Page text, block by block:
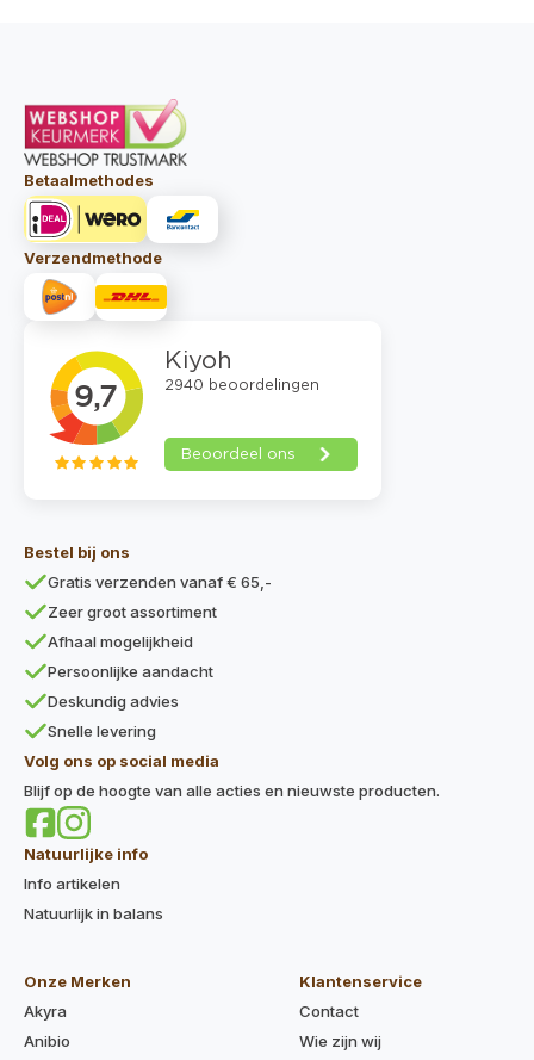
Betaalmethodes
Verzendmethode
Bestel bij ons
Gratis verzenden vanaf € 65,-
Zeer groot assortiment
Afhaal mogelijkheid
Persoonlijke aandacht
Deskundig advies
Snelle levering
Volg ons op social media
Blijf op de hoogte van alle acties en nieuwste producten.
Natuurlijke info
Info artikelen
Natuurlijk in balans
Onze Merken
Akyra
Anibio
Klantenservice
Contact
Wie zijn wij